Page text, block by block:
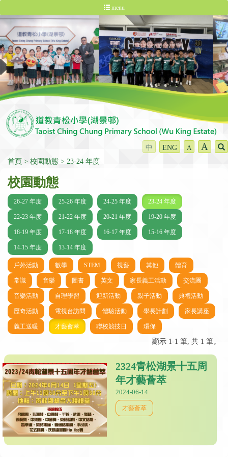
menu
中 ENG A A
首頁 校園動態 23-24 年度
校園動態
26-27 年度 25-26 年度 24-25 年度 23-24 年度
22-23 年度 21-22 年度 20-21 年度 19-20 年度
18-19 年度 17-18 年度 16-17 年度 15-16 年度
14-15 年度 13-14 年度
戶外活動 數學 STEM 視藝 其他 體育
常識 音樂 圖書 英文 家長義工活動 交流團
音樂活動 自理學習 迎新活動 親子活動 典禮活動
歷奇活動 電視台訪問 體驗活動 學長計劃 家長講座
義工送暖 才藝薈萃 聯校競技日 環保
顯示 1-1 筆, 共 1 筆。
2324青松湖景十五周
年才藝薈萃
2024-06-14
才藝薈萃